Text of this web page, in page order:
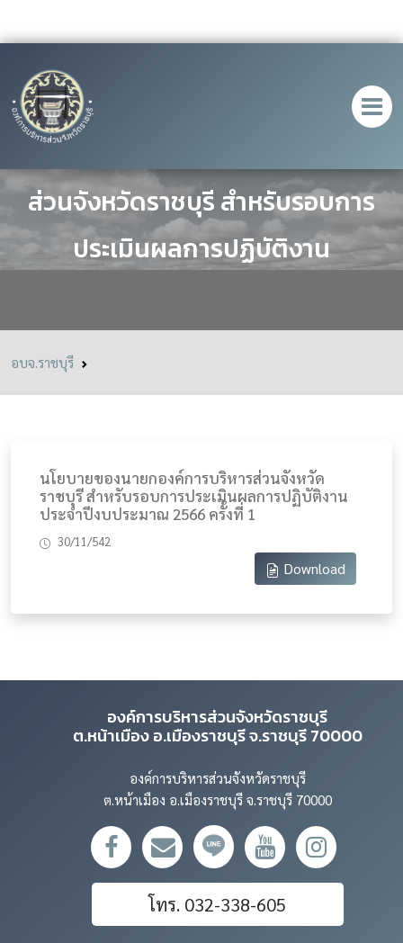
นโยบายของนายกองค์การบริหาร
ส่วนจังหวัดราชบุรี สำหรับรอบการ
ประเมินผลการปฏิบัติงาน
อบจ.ราชบุรี
นโยบายของนายกองค์การบริหารส่วนจังหวัด
ราชบุรี สำหรับรอบการประเมินผลการปฏิบัติงาน
ประจำปีงบประมาณ 2566 ครั้งที่ 1
30/11/542
Download
องค์การบริหารส่วนจังหวัดราชบุรี
ต.หน้าเมือง อ.เมืองราชบุรี จ.ราชบุรี 70000
องค์การบริหารส่วนจังหวัดราชบุรี
ต.หน้าเมือง อ.เมืองราชบุรี จ.ราชบุรี 70000
โทร. 032-338-605